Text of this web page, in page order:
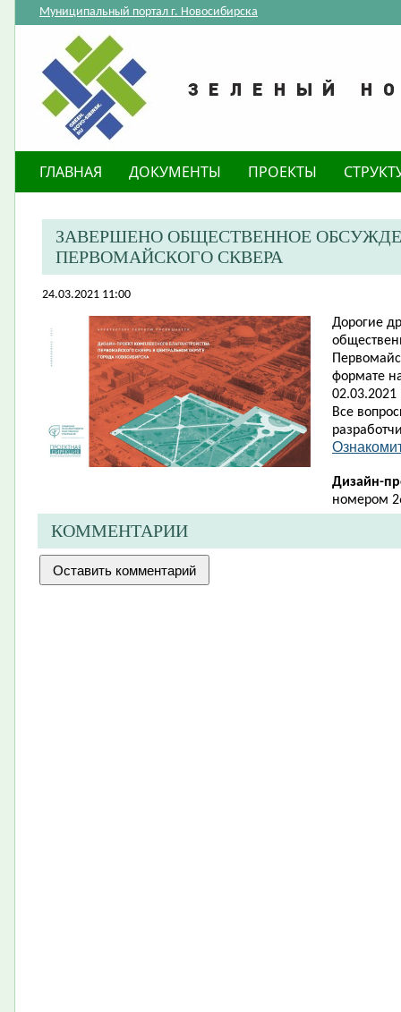
Муниципальный портал г. Новосибирска
ГЛАВНАЯ ДОКУМЕНТЫ ПРОЕКТЫ
ЗАВЕРШЕНО ОБЩЕСТВЕННОЕ
ПЕРВОМАЙСКОГО СКВЕРА
24.03.2021 11:00
Дорогие
формате
Все
Дизайн-
номером
КОММЕНТАРИИ